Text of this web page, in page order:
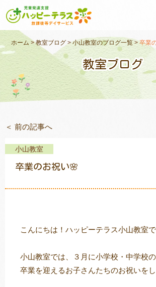
私たちについて
未就学のお子さま（０〜６才）
小学生〜高校生のお子さま
支援事例
教室一覧
トレキング DIDIM
ホーム >教室ブログ>小山教室のブログ一覧>卒業
教室ブログ
＜ 前の記事へ
小山教室
卒業のお祝い🌸
こんにちは！ハッピーテラス小山教室
小山教室では、３月に小学校・中学校の
卒業を迎えるお子さんたちのお祝いを